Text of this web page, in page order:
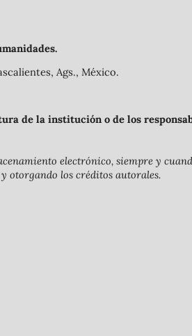
Ags., México.
de la institución o de los
electrónico, siempre y
otorgando los créditos autorales.